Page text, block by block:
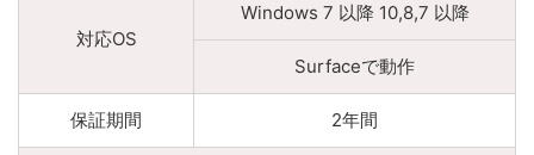
対応OS
Windows 7 以降 10,8,7 以降
Surfaceで動作
保証期間 2年間